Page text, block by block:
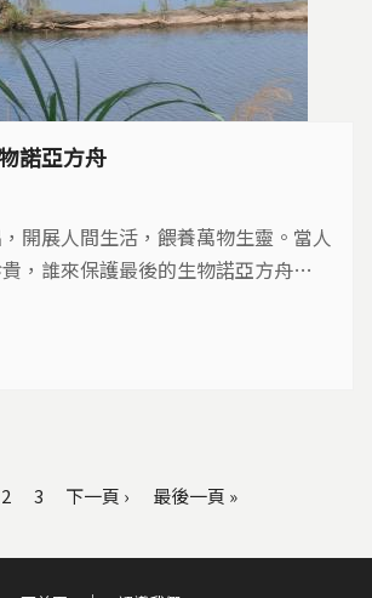
諾亞方舟
開展人間生活，餵養萬物生靈。當人
，誰來保護最後的生物諾亞方舟…
2 3 下一頁 › 最後一頁 »